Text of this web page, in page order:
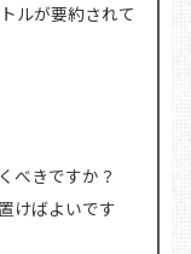
ルが要約されて
べきですか？
けばよいです